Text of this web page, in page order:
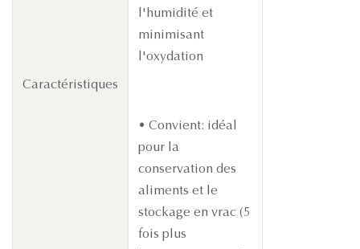
Caractéristiques
l'humidité et
minimisant
l'oxydation
• Convient: idéal
pour la
conservation des
aliments et le
stockage en vrac (5
fois plus